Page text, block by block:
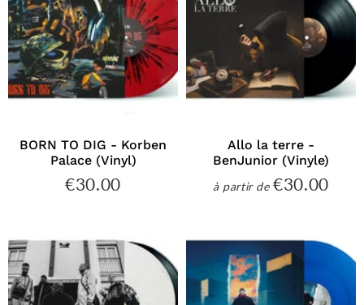
BORN TO DIG - Korben
Palace (Vinyl)
Prix
€30.00
Allo la terre -
BenJunior (Vinyle)
à partir dePrix
€30.00